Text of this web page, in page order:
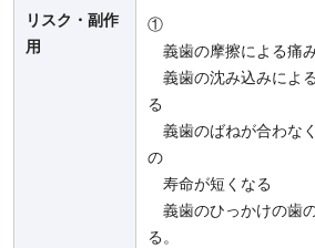
リスク・副作
用
①
義歯の摩擦による痛
義歯の沈み込みによ
る
義歯のばねが合わな
の
寿命が短くなる
義歯のひっかけの歯
る。